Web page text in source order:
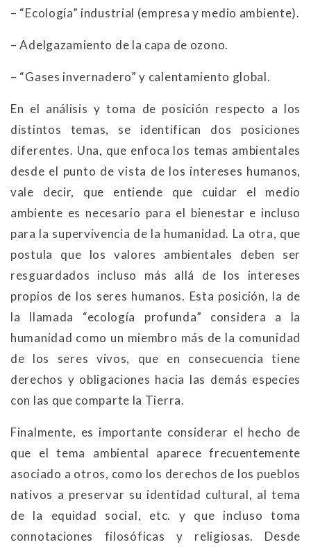
– “Ecología” industrial (empresa y medio ambiente).
– Adelgazamiento de la capa de ozono.
– “Gases invernadero” y calentamiento global.
En el análisis y toma de posición respecto a los
distintos temas, se identifican dos posiciones
diferentes. Una, que enfoca los temas ambientales
desde el punto de vista de los intereses humanos,
vale decir, que entiende que cuidar el medio
ambiente es necesario para el bienestar e incluso
para la supervivencia de la humanidad. La otra, que
postula que los valores ambientales deben ser
resguardados incluso más allá de los intereses
propios de los seres humanos. Esta posición, la de
la llamada “ecología profunda” considera a la
humanidad como un miembro más de la comunidad
de los seres vivos, que en consecuencia tiene
derechos y obligaciones hacia las demás especies
con las que comparte la Tierra.
Finalmente, es importante considerar el hecho de
que el tema ambiental aparece frecuentemente
asociado a otros, como los derechos de los pueblos
nativos a preservar su identidad cultural, al tema
de la equidad social, etc. y que incluso toma
connotaciones filosóficas y religiosas. Desde